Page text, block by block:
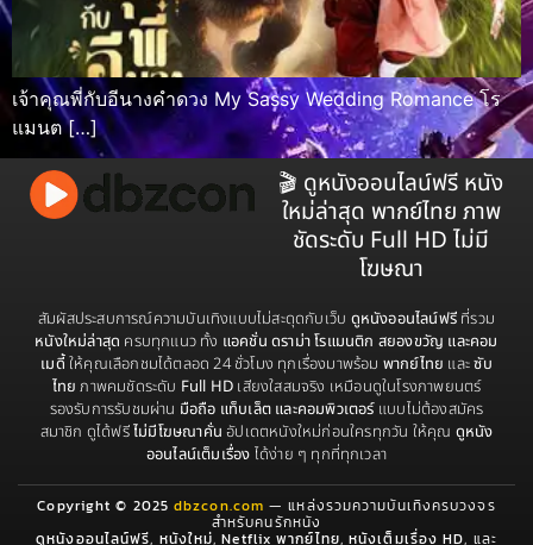
เจ้าคุณพี่กับอีนางคำดวง My Sassy Wedding Romance โร
แมนต […]
🎬 ดูหนังออนไลน์ฟรี หนัง
ใหม่ล่าสุด พากย์ไทย ภาพ
ชัดระดับ Full HD ไม่มี
โฆษณา
สัมผัสประสบการณ์ความบันเทิงแบบไม่สะดุดกับเว็บ ดูหนังออนไลน์ฟรีที่รวม
หนังใหม่ล่าสุด ครบทุกแนว ทั้ง แอคชั่น ดราม่า โรแมนติก สยองขวัญ และคอม
เมดี้ ให้คุณเลือกชมได้ตลอด 24 ชั่วโมง ทุกเรื่องมาพร้อม พากย์ไทย และซับ
ไทย ภาพคมชัดระดับ Full HD เสียงใสสมจริง เหมือนดูในโรงภาพยนตร์
รองรับการรับชมผ่าน มือถือ แท็บเล็ต และคอมพิวเตอร์แบบไม่ต้องสมัคร
สมาชิก ดูได้ฟรีไม่มีโฆษณาคั่น อัปเดตหนังใหม่ก่อนใครทุกวัน ให้คุณ ดูหนัง
ออนไลน์เต็มเรื่อง ได้ง่าย ๆ ทุกที่ทุกเวลา
Copyright © 2025dbzcon.com — แหล่งรวมความบันเทิงครบวงจร
สำหรับคนรักหนัง
ดูหนังออนไลน์ฟรี, หนังใหม่,Netflix พากย์ไทย,หนังเต็มเรื่อง HD, และ